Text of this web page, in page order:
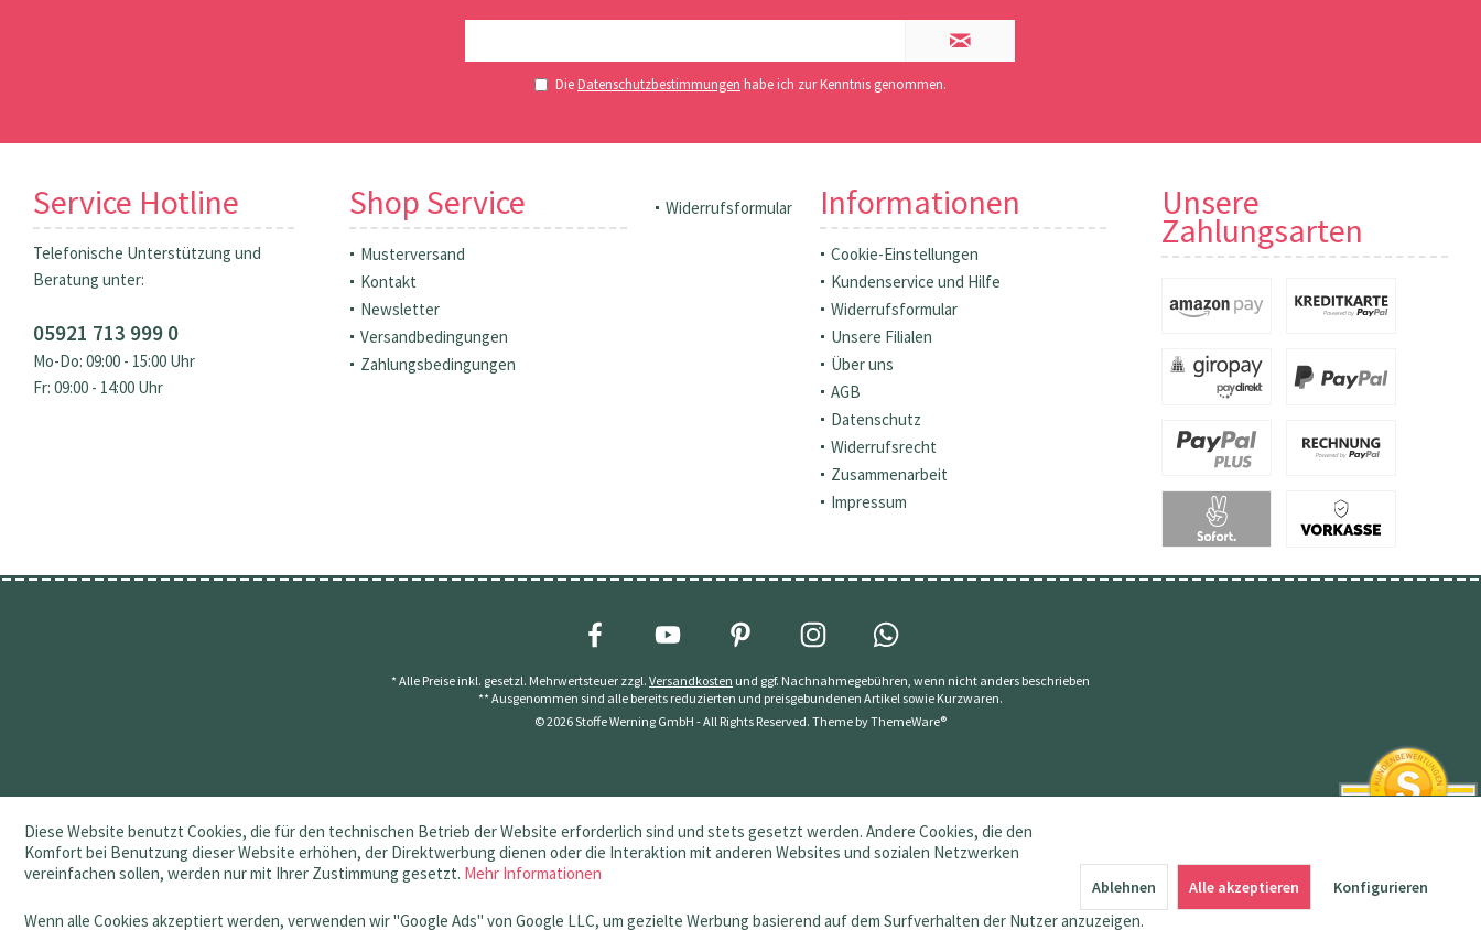
DieDatenschutzbestimmungen habe ich zur Kenntnis genommen.
Service Hotline
Telefonische Unterstützung und
Beratung unter:
05921 713 999 0
Mo-Do: 09:00 - 15:00 Uhr
Fr: 09:00 - 14:00 Uhr
Shop Service
Musterversand
Kontakt
Newsletter
Versandbedingungen
Zahlungsbedingungen
Widerrufsformular Informationen
Cookie-Einstellungen
Kundenservice und Hilfe
Widerrufsformular
Unsere Filialen
Über uns
AGB
Datenschutz
Widerrufsrecht
Zusammenarbeit
Impressum
Unsere
Zahlungsarten
* Alle Preise inkl. gesetzl. Mehrwertsteuer zzgl. Versandkosten und ggf. Nachnahmegebühren, wenn nicht anders beschrieben
** Ausgenommen sind alle bereits reduzierten und preisgebundenen Artikel sowie Kurzwaren.
© 2026 Stoffe Werning GmbH - All Rights Reserved. Theme byThemeWare®
Diese Website benutzt Cookies, die für den technischen Betrieb der Website erforderlich sind und stets gesetzt werden. Andere Cookies, die den
Komfort bei Benutzung dieser Website erhöhen, der Direktwerbung dienen oder die Interaktion mit anderen Websites und sozialen Netzwerken
vereinfachen sollen, werden nur mit Ihrer Zustimmung gesetzt. Mehr Informationen
Wenn alle Cookies akzeptiert werden, verwenden wir "Google Ads" von Google LLC, um gezielte Werbung basierend auf dem Surfverhalten der Nutzer anzuzeigen.
Ablehnen Alle akzeptieren Konfigurieren
aus 144 Bewertungen